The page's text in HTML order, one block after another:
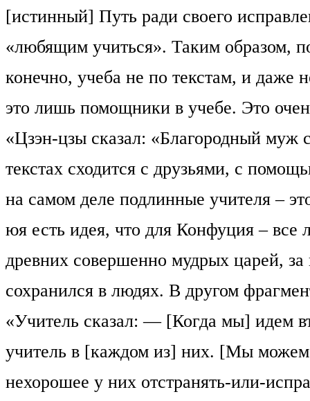
[истинный] Путь ради своего
«любящим учиться». Таким образом,
конечно, учеба не по текстам, и даже
это лишь помощники в учебе. Это
«Цзэн-цзы сказал: «Благородный муж
текстах сходится с друзьями, с
на самом деле подлинные учителя –
юя есть идея, что для Конфуция –
древних совершенно мудрых царей, за
сохранился в людях. В другом
«Учитель сказал: — [Когда мы] идем
учитель в [каждом из] них. [Мы
нехорошее у них отстранять-или-